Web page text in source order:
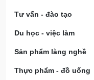
Tư vấn - đào tạo
Du học - việc làm
Sản phẩm làng nghề
Thực phẩm - đồ uống